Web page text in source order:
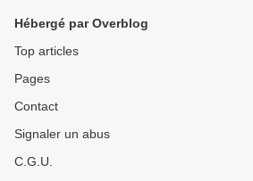
Hébergé par Overblog
Top articles
Pages
Contact
Signaler un abus
C.G.U.